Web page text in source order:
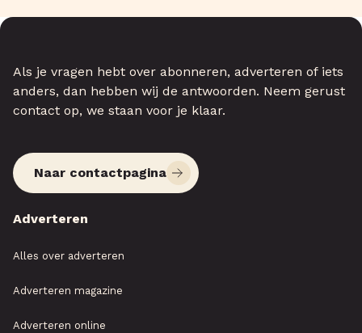
Als je vragen hebt over abonneren, adverteren of iets
anders, dan hebben wij de antwoorden. Neem gerust
contact op, we staan voor je klaar.
Naar contactpagina
Adverteren
Alles over adverteren
Adverteren magazine
Adverteren online